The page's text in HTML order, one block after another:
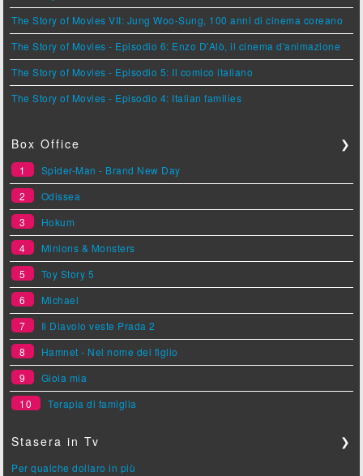
The Story of Movies VII: Jung Woo-Sung, 100 anni di cinema coreano
The Story of Movies - Episodio 6: Enzo D'Alò, il cinema d'animazione
The Story of Movies - Episodio 5: Il comico italiano
The Story of Movies - Episodio 4: Italian families
Box Office ❯
1
Spider-Man - Brand New Day
2
Odissea
3
Hokum
4
Minions & Monsters
5
Toy Story 5
6
Michael
7
Il Diavolo veste Prada 2
8
Hamnet - Nel nome del figlio
9
Gioia mia
10
Terapia di famiglia
Stasera in Tv ❯
Per qualche dollaro in più